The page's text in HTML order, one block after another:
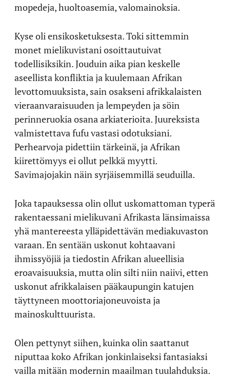
mopedeja, huoltoasemia, valomainoksia.
Kyse oli ensikosketuksesta. Toki sittemmin
monet mielikuvistani osoittautuivat
todellisiksikin. Jouduin aika pian keskelle
aseellista konfliktia ja kuulemaan Afrikan
levottomuuksista, sain osakseni afrikkalaisten
vieraanvaraisuuden ja lempeyden ja söin
perinneruokia osana arkiaterioita. Juureksista
valmistettava fufu vastasi odotuksiani.
Perhearvoja pidettiin tärkeinä, ja Afrikan
kiirettömyys ei ollut pelkkä myytti.
Savimajojakin näin syrjäisemmillä seuduilla.
Joka tapauksessa olin ollut uskomattoman typerä
rakentaessani mielikuvani Afrikasta länsimaissa
yhä mantereesta ylläpidettävän mediakuvaston
varaan. En sentään uskonut kohtaavani
ihmissyöjiä ja tiedostin Afrikan alueellisia
eroavaisuuksia, mutta olin silti niin naiivi, etten
uskonut afrikkalaisen pääkaupungin katujen
täyttyneen moottoriajoneuvoista ja
mainoskulttuurista.
Olen pettynyt siihen, kuinka olin saattanut
niputtaa koko Afrikan jonkinlaiseksi fantasiaksi
vailla mitään modernin maailman tuulahduksia.